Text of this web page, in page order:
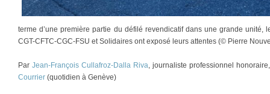
terme d’une première partie du défilé revendicatif dans une grande unité,
CGT-CFTC-CGC-FSU et Solidaires ont exposé leurs attentes (© Pierre
Par Jean-François Cullafroz-Dalla Riva, journaliste professionnel
Courrier (quotidien à Genève)